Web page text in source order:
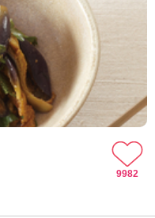
9982